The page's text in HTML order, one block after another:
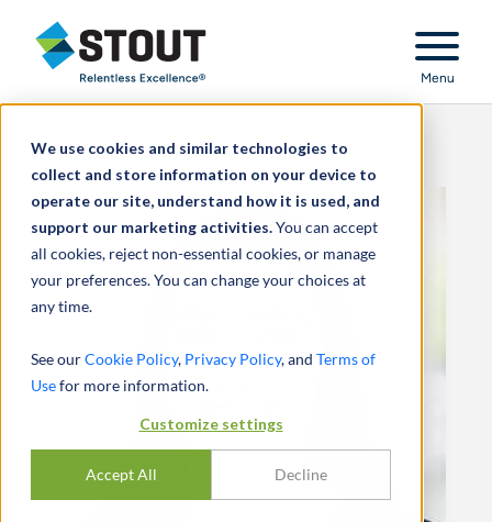
We use cookies and similar technologies to
collect and store information on your device to
operate our site, understand how it is used, and
support our marketing activities.You can accept
all cookies, reject non-essential cookies, or manage
your preferences. You can change your choices at
any time.
See ourCookie Policy, Privacy Policy, and Terms of
Usefor more information.
Customize settings
Accept All Decline
Stout Relentless Excellence
Menu